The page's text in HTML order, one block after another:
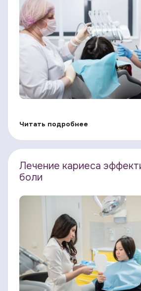
Читать подробнее
Лечение кариеса
боли